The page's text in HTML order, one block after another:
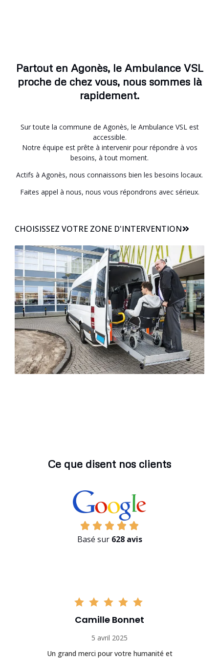
Partout en Agonès, le Ambulance VSL
proche de chez vous, nous sommes là
rapidement.
Sur toute la commune de Agonès, le Ambulance VSL est
accessible.
Notre équipe est prête à intervenir pour répondre à vos
besoins, à tout moment.
Actifs à Agonès, nous connaissons bien les besoins locaux.
Faites appel à nous, nous vous répondrons avec sérieux.
CHOISISSEZ VOTRE ZONE D'INTERVENTION
Ce que disent nos clients
Basé sur 628 avis
Camille Bonnet
5 avril 2025
Un grand merci pour votre humanité et